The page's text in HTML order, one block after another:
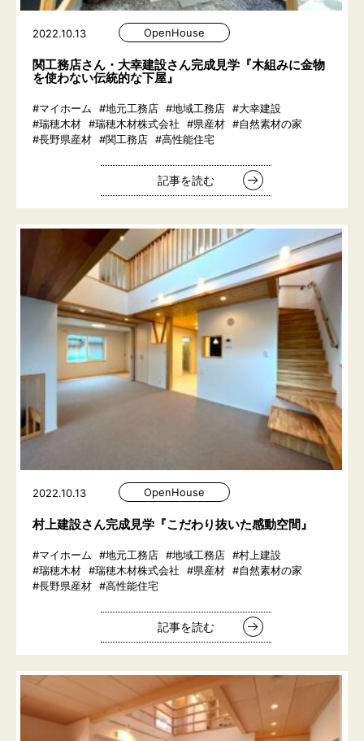
2022.10.13 OpenHouse
関工務店さん・大幸建設さん完成見学『木組みに金物
を使わない伝統的な下屋』
#マイホーム #地元工務店 #地域工務店 #大幸建設
#瑞穂木材 #瑞穂木材株式会社 #県産材 #自然素材の家
#長野県産材 #関工務店 #高性能住宅
記事を読む
2022.10.13 OpenHouse
村上建設さん完成見学『こだわり抜いた感動空間』
#マイホーム #地元工務店 #地域工務店 #村上建設
#瑞穂木材 #瑞穂木材株式会社 #県産材 #自然素材の家
#長野県産材 #高性能住宅
記事を読む